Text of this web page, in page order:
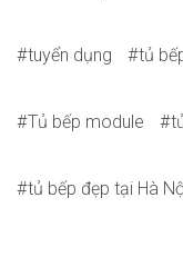
tuyển dụng tủ
Tủ bếp module
tủ bếp đẹp tại Hà